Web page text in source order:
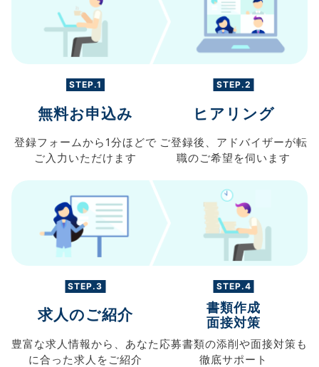
STEP.1
無料お申込み
登録フォームから 1分ほどで
ご入力 いただけます
STEP.2
ヒアリング
ご登録後、 アドバイザーが転
職のご希望を伺います
STEP.3
求人のご紹介
豊富な求人情報から、 あなた
に合った求人を ご紹介
STEP.4
書類作成
面接対策
応募書類の添削や面接対策も
徹底サポート